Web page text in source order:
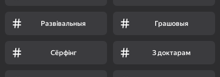
Развівальныя Грашовыя
Сёрфінг З доктарам